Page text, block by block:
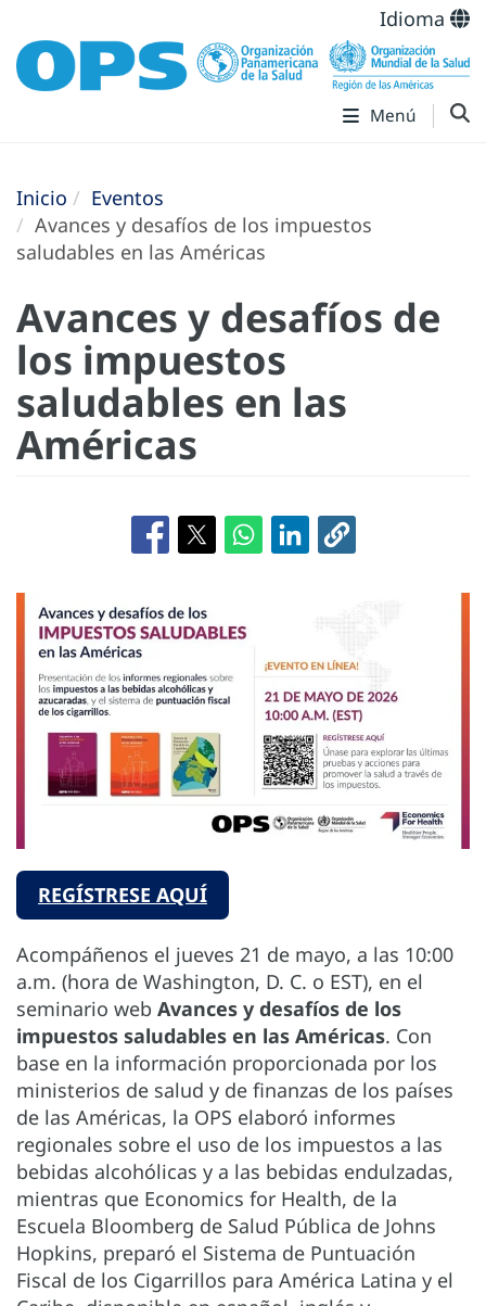
Idioma
Menú
Inicio
Eventos
Avances y desafíos de los impuestos
saludables en las Américas
Avances y desafíos de
los impuestos
saludables en las
Américas
REGÍSTRESE AQUÍ
Acompáñenos el jueves 21 de mayo, a las 10:00
a.m. (hora de Washington, D. C. o EST), en el
seminario web Avances y desafíos de los
impuestos saludables en las Américas. Con
base en la información proporcionada por los
ministerios de salud y de finanzas de los países
de las Américas, la OPS elaboró informes
regionales sobre el uso de los impuestos a las
bebidas alcohólicas y a las bebidas endulzadas,
mientras que Economics for Health, de la
Escuela Bloomberg de Salud Pública de Johns
Hopkins, preparó el Sistema de Puntuación
Fiscal de los Cigarrillos para América Latina y el